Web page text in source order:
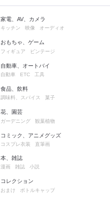
家電、AV、カメラ
キッチン 映像 オーディオ
おもちゃ、ゲーム
フィギュア ビンテージ
自動車、オートバイ
自動車 ETC 工具
食品、飲料
調味料、スパイス 菓子
花、園芸
ガーデニング 観葉植物
コミック、アニメグッズ
コスプレ衣装 直筆画
本、雑誌
漫画 雑誌 小説
コレクション
おまけ ボトルキャップ